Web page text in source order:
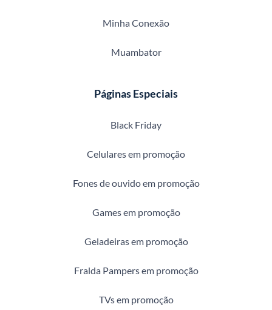
Minha Conexão
Muambator
Páginas Especiais
Black Friday
Celulares em promoção
Fones de ouvido em promoção
Games em promoção
Geladeiras em promoção
Fralda Pampers em promoção
TVs em promoção